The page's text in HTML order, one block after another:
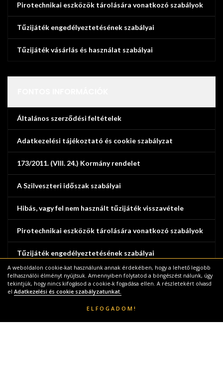
A weboldalon cookie-kat használunk annak érdekében, hogy a lehető legjobb
felhasználói élményt nyújtsuk. Amennyiben folytatod a böngészést nálunk, úgy
tekintjük, hogy nincs kifogásod a cookie-k fogadása ellen. A részletekért olvasd
el Adatkezelési és cookie szabályzatunkat.
ELFOGADOM!
Pirotechnikai eszközök tárolására vonatkozó szabályok
Tűzijáték engedélyeztetésének szabályai
Tűzijáték vásárlás és használat szabályai
Általános szerződési feltételek
Adatkezelési tájékoztató és cookie szabályzat
173/2011. (VIII. 24.) Kormány rendelet
A Szilveszteri időszak szabályai
Hibás, vagy fel nem használt tűzijáték visszavétele
Pirotechnikai eszközök tárolására vonatkozó szabályok
Tűzijáték engedélyeztetésének szabályai
Tűzijáték vásárlás és használat szabályai
© Copyright 2019 - 2019 |